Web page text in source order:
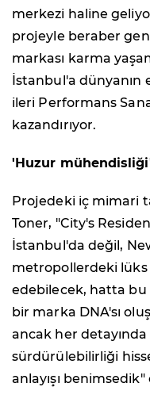
merkezi haline
projeyle beraber
markası karma
İstanbul'a dünyanın
ileri Performans
kazandırıyor.
'Huzur
Projedeki iç mimari
Toner, "City's
İstanbul'da değil,
metropollerdeki
edebilecek, hatta bu
bir marka DNA'sı
ancak her
sürdürülebilirliği
anlayışı benimsedik"